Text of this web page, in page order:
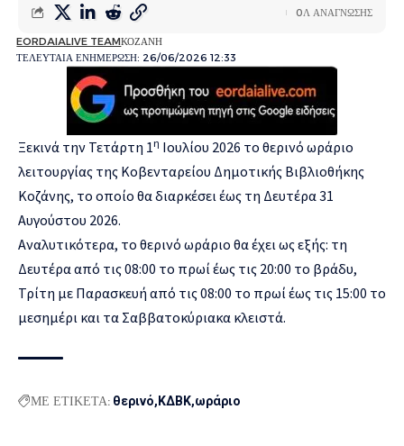
ΤΕΛΕΥΤΑΙΑ ΕΝΗΜΕΡΩΣΗ: 26/06/2026 12:33
EORDAIALIVE TEAMΚΟΖΑΝΗ
0Λ ΑΝΑΓΝΩΣΗΣ
Ξεκινά την Τετάρτη 1η Ιουλίου 2026 το θερινό ωράριο
λειτουργίας της Κοβενταρείου Δημοτικής Βιβλιοθήκης
Κοζάνης, το οποίο θα διαρκέσει έως τη Δευτέρα 31
Αυγούστου 2026.
Αναλυτικότερα, το θερινό ωράριο θα έχει ως εξής: τη
Δευτέρα από τις 08:00 το πρωί έως τις 20:00 το βράδυ,
Τρίτη με Παρασκευή από τις 08:00 το πρωί έως τις 15:00 το
μεσημέρι και τα Σαββατοκύριακα κλειστά.
ΜΕ ΕΤΙΚΕΤΑ: θερινό ΚΔΒΚ ωράριο